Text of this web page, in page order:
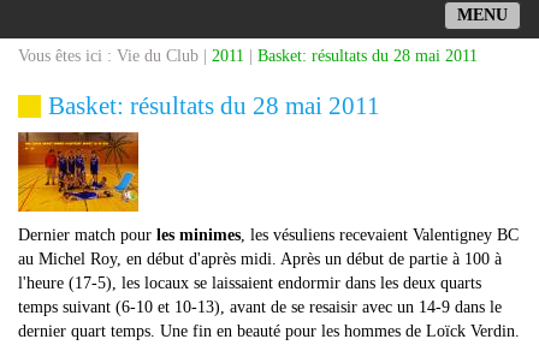
MENU
Vous êtes ici : Vie du Club | 2011 Basket: résultats du 28 mai 2011
Basket: résultats du 28 mai 2011
Dernier match pour les minimes , les vésuliens recevaient Valentigney BC
au Michel Roy, en début d'après midi. Après un début de partie à 100 à
l'heure (17-5), les locaux se laissaient endormir dans les deux quarts
temps suivant (6-10 et 10-13), avant de se resaisir avec un 14-9 dans le
dernier quart temps. Une fin en beauté pour les hommes de Loïck Verdin.